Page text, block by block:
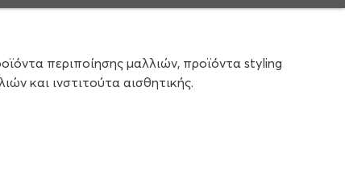
περιποίησης μαλλιών, προϊόντα styling
και ινστιτούτα αισθητικής.
συνεργάστηκε με διεθνούς φήμης